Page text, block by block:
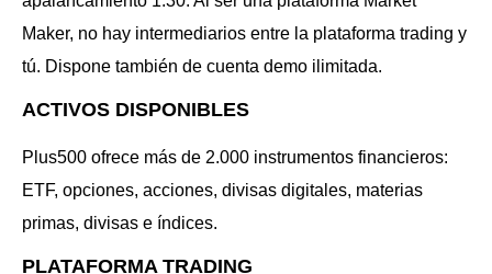
Maker, no hay intermediarios entre la plataforma trading y
tú. Dispone también de cuenta demo ilimitada.
ACTIVOS DISPONIBLES
Plus500 ofrece más de 2.000 instrumentos financieros:
ETF, opciones, acciones, divisas digitales, materias
primas, divisas e índices.
PLATAFORMA TRADING